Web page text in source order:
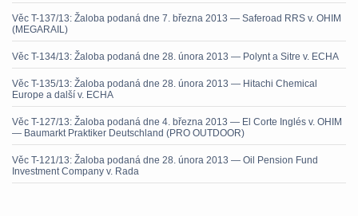
Věc T-137/13: Žaloba podaná dne 7. března 2013 — Saferoad RRS v. OHIM
(MEGARAIL)
Věc T-134/13: Žaloba podaná dne 28. února 2013 — Polynt a Sitre v. ECHA
Věc T-135/13: Žaloba podaná dne 28. února 2013 — Hitachi Chemical
Europe a další v. ECHA
Věc T-127/13: Žaloba podaná dne 4. března 2013 — El Corte Inglés v. OHIM
— Baumarkt Praktiker Deutschland (PRO OUTDOOR)
Věc T-121/13: Žaloba podaná dne 28. února 2013 — Oil Pension Fund
Investment Company v. Rada